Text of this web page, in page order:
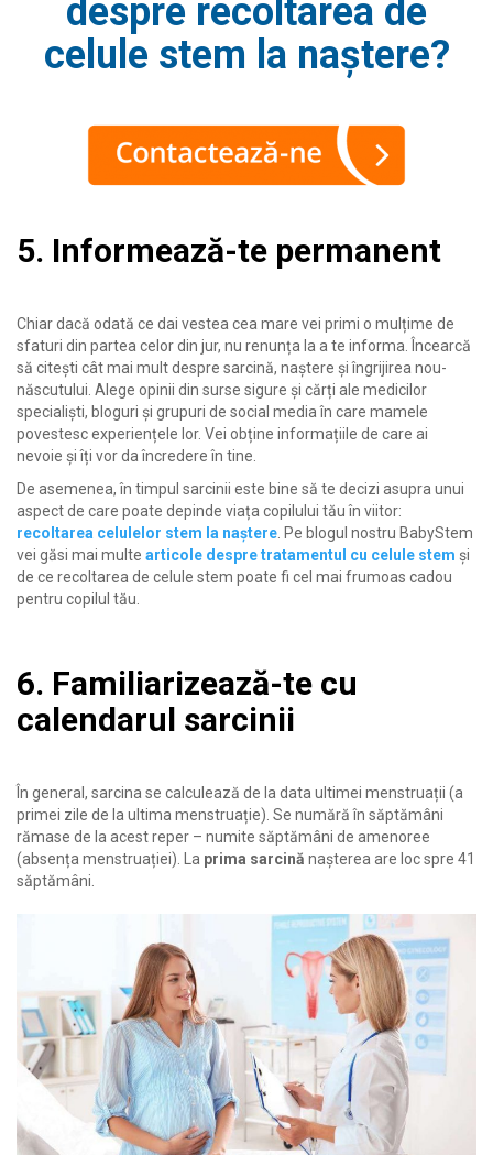
despre recoltarea de
celule stem la naștere?
5. Informează-te permanent
Chiar dacă odată ce dai vestea cea mare vei primi o mulțime de
sfaturi din partea celor din jur, nu renunța la a te informa. Încearcă
să citești cât mai mult despre sarcină, naștere și îngrijirea nou-
născutului. Alege opinii din surse sigure și cărți ale medicilor
specialiști, bloguri și grupuri de social media în care mamele
povestesc experiențele lor. Vei obține informațiile de care ai
nevoie și îți vor da încredere în tine.
De asemenea, în timpul sarcinii este bine să te decizi asupra unui
aspect de care poate depinde viața copilului tău în viitor:
recoltarea celulelor stem la naștere . Pe blogul nostru BabyStem
vei găsi mai multe articole despre tratamentul cu celule stem și
de ce recoltarea de celule stem poate fi cel mai frumoas cadou
pentru copilul tău.
6. Familiarizează-te cu
calendarul sarcinii
În general, sarcina se calculează de la data ultimei menstruații (a
primei zile de la ultima menstruație). Se numără în săptămâni
rămase de la acest reper – numite săptămâni de amenoree
(absența menstruației). La prima sarcină nașterea are loc spre 41
săptămâni.